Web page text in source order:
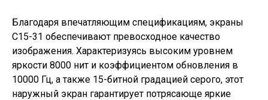
Благодаря впечатляющим спецификациям, экраны
C15-31 обеспечивают превосходное качество
изображения. Характеризуясь высоким уровнем
яркости 8000 нит и коэффициентом обновления в
10000 Гц, а также 15-битной градацией серого, этот
наружный экран гарантирует потрясающе яркие